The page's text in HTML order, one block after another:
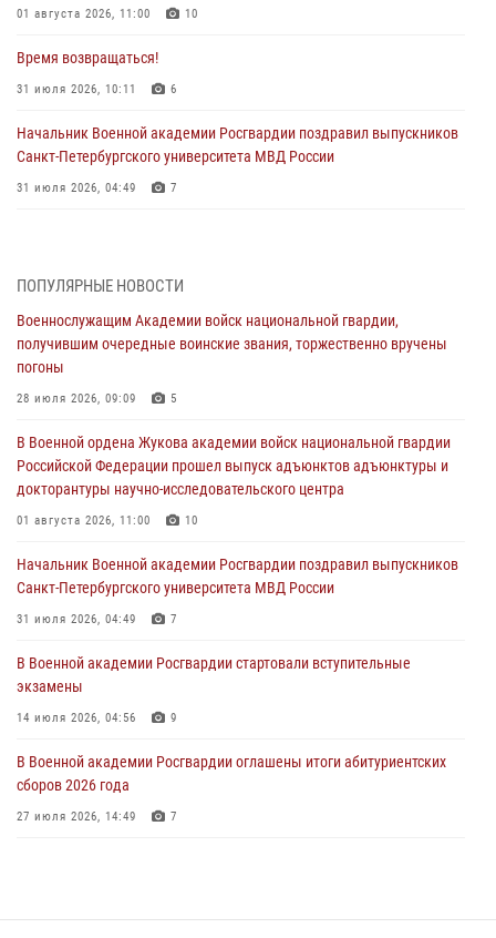
01 августа 2026, 11:00 10
Время возвращаться!
31 июля 2026, 10:11 6
Начальник Военной академии Росгвардии поздравил выпускников
Санкт-Петербургского университета МВД России
31 июля 2026, 04:49 7
Росгвардии - князя Владимира
Военнослужащим Академии войск национальной гвардии,
получившим очередные воинские звания, торжественно вручены
погоны
В Военной академии Росгвардии оглашены итоги абитуриентских
сборов 2026 года
27 июля 2026, 14:49 7
Военная академия информирует!
ПОПУЛЯРНЫЕ НОВОСТИ
Военнослужащим Академии войск национальной гвардии,
получившим очередные воинские звания, торжественно вручены
погоны
28 июля 2026, 09:09 5
В Военной ордена Жукова академии войск национальной гвардии
Российской Федерации прошел выпуск адъюнктов адъюнктуры и
докторантуры научно-исследовательского центра
01 августа 2026, 11:00 10
Начальник Военной академии Росгвардии поздравил выпускников
Санкт-Петербургского университета МВД России
31 июля 2026, 04:49 7
В Военной академии Росгвардии стартовали вступительные
экзамены
14 июля 2026, 04:56 9
В Военной академии Росгвардии оглашены итоги абитуриентских
сборов 2026 года
27 июля 2026, 14:49 7